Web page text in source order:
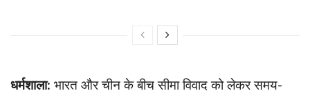
धर्मशाला: भारत और चीन के बीच सीमा व‍िवाद को लेकर समय-